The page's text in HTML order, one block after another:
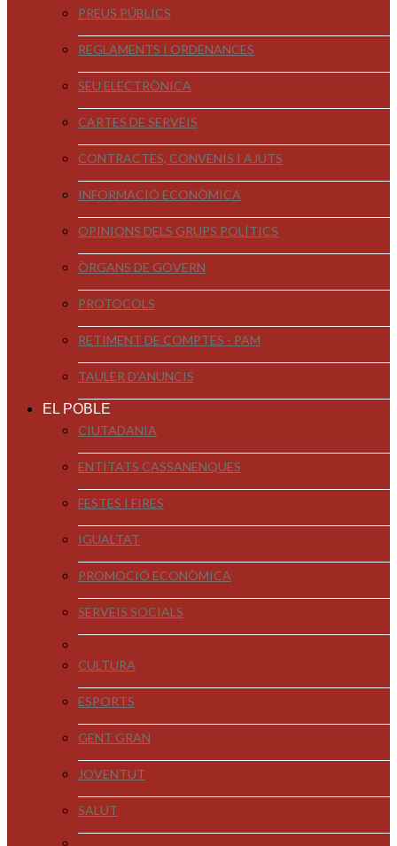
PREUS PÚBLICS
REGLAMENTS I ORDENANCES
SEU ELECTRÒNICA
CARTES DE SERVEIS
CONTRACTES, CONVENIS I AJUTS
INFORMACIÓ ECONÒMICA
OPINIONS DELS GRUPS POLÍTICS
ÒRGANS DE GOVERN
PROTOCOLS
RETIMENT DE COMPTES - PAM
TAULER D'ANUNCIS
EL POBLE
CIUTADANIA
ENTITATS CASSANENQUES
FESTES I FIRES
IGUALTAT
PROMOCIÓ ECONÒMICA
SERVEIS SOCIALS
CULTURA
ESPORTS
GENT GRAN
JOVENTUT
SALUT